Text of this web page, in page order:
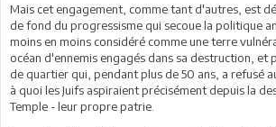
Mais cet engagement, comme tant d'autres, est
de fond du progressisme qui secoue la politique
moins en moins considéré comme une terre
océan d'ennemis engagés dans sa destruction, et
de quartier qui, pendant plus de 50 ans, a refusé
à quoi les Juifs aspiraient précisément depuis la
Temple - leur propre patrie.